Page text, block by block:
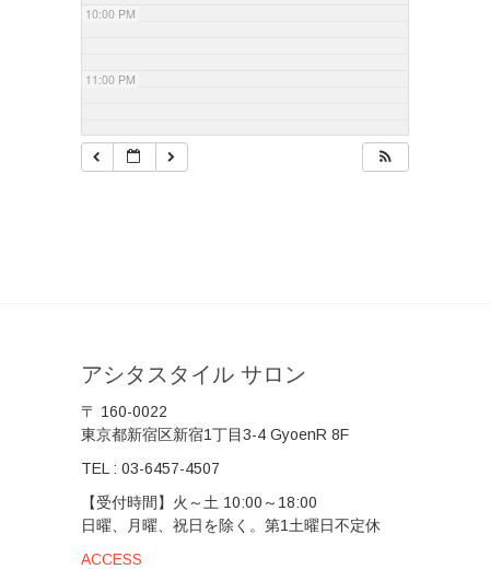
10:00 PM
11:00 PM
アシタスタイル サロン
〒 160-0022
東京都新宿区新宿1丁目3-4 GyoenR 8F
TEL : 03-6457-4507
【受付時間】火～土 10:00～18:00
日曜、月曜、祝日を除く。第1土曜日不定休
ACCESS